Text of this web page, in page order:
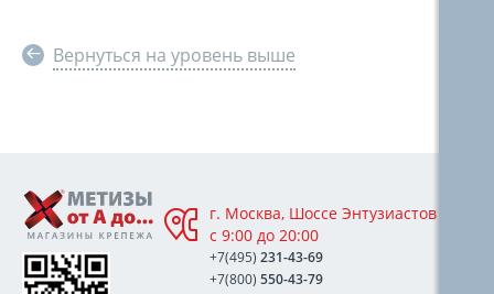
Вернуться на уровень выше
г. Москва, Шоссе Энтузиастов 76А,
с 9:00 до 20:00
+7(495) 231-43-69
+7(800) 550-43-79